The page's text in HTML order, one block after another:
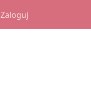
Zaloguj